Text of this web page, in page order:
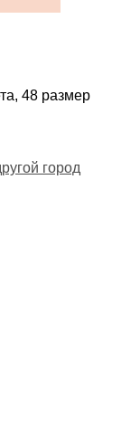
48 размер
город